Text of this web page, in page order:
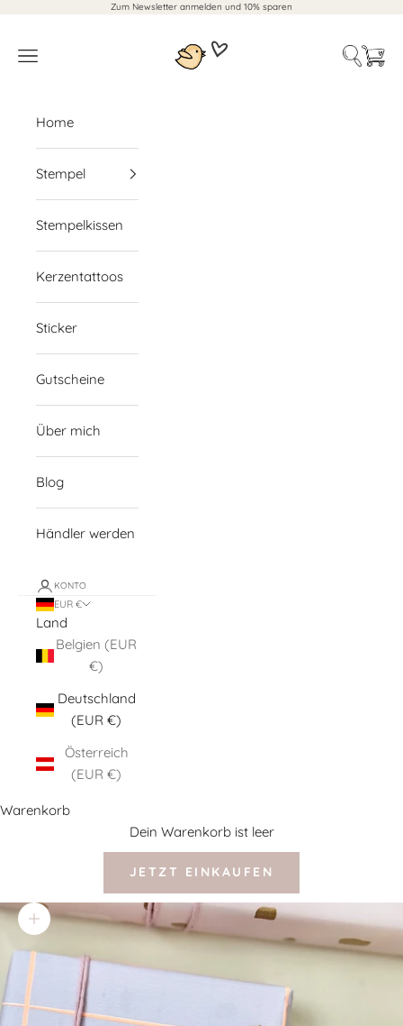
Zum Inhalt springenZum Newsletter anmelden und 10% sparen
Der kleine
Navigationsmenü öffnen Suche
Home
Stempel
Stempelkissen
Kerzentattoos
Sticker
Gutscheine
Über mich
Blog
Händler werden
KONTO
EUR €
Land
Belgien (EUR
€)
Deutschland
(EUR €)
Österreich
(EUR €)
Warenkorb
Dein Warenkorb ist leer
JETZT EINKAUFEN
Bild vergrößern